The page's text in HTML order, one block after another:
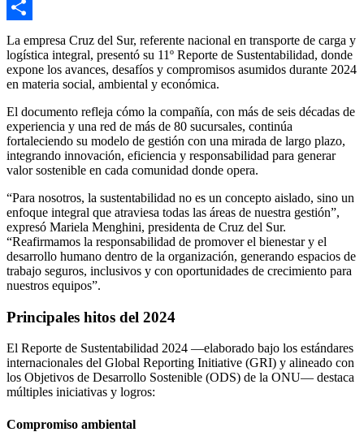
Email
Compartir
La empresa Cruz del Sur, referente nacional en transporte de carga y
logística integral, presentó su 11º Reporte de Sustentabilidad, donde
expone los avances, desafíos y compromisos asumidos durante 2024
en materia social, ambiental y económica.
El documento refleja cómo la compañía, con más de seis décadas de
experiencia y una red de más de 80 sucursales, continúa
fortaleciendo su modelo de gestión con una mirada de largo plazo,
integrando innovación, eficiencia y responsabilidad para generar
valor sostenible en cada comunidad donde opera.
“Para nosotros, la sustentabilidad no es un concepto aislado, sino un
enfoque integral que atraviesa todas las áreas de nuestra gestión”,
expresó Mariela Menghini, presidenta de Cruz del Sur.
“Reafirmamos la responsabilidad de promover el bienestar y el
desarrollo humano dentro de la organización, generando espacios de
trabajo seguros, inclusivos y con oportunidades de crecimiento para
nuestros equipos”.
Principales hitos del 2024
El Reporte de Sustentabilidad 2024 —elaborado bajo los estándares
internacionales del Global Reporting Initiative (GRI) y alineado con
los Objetivos de Desarrollo Sostenible (ODS) de la ONU— destaca
múltiples iniciativas y logros:
Compromiso ambiental